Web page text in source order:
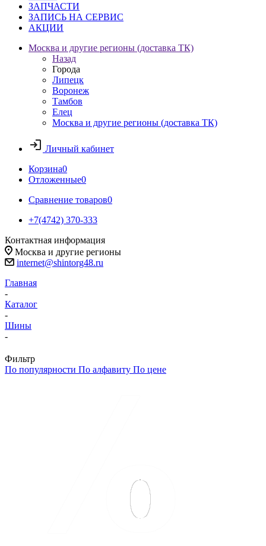
ЗАПЧАСТИ
ЗАПИСЬ НА СЕРВИС
АКЦИИ
Москва и другие регионы (доставка ТК)
Назад
Города
Липецк
Воронеж
Тамбов
Елец
Москва и другие регионы (доставка ТК)
Личный кабинет
Корзина0
Отложенные0
Сравнение товаров0
+7(4742) 370-333
Контактная информация
Москва и другие регионы
internet@shintorg48.ru
Главная
-
Каталог
-
Шины
-
Фильтр
По популярности По алфавиту По цене